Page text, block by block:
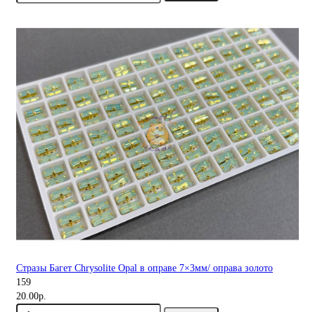
Стразы Багет Chrysolite Opal в оправе 7×3мм/ оправа золото
159
20.00р.